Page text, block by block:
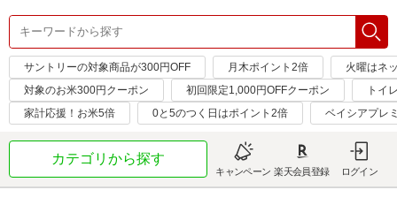
サントリーの対象商品が300円OFF 月木ポイント2倍
火曜はネ
対象のお米300円クーポン
初回限定1,000円OFFクーポン
トイ
家計応援！お米5倍
0と5のつく日はポイント2倍 ベイシアプレ
カテゴリから探す
キャンペーン 楽天会員登録 ログイン